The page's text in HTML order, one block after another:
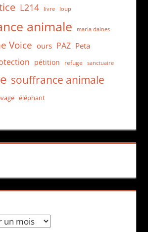
L214 livre loup
animale maria daines
Voice ours PAZ Peta
pétition refuge sanctuaire
souffrance animale
éléphant